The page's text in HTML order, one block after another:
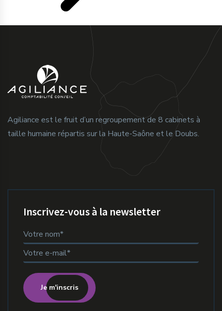
Agiliance est le fruit d’un regroupement de 8 cabinets à
taille humaine répartis sur la Haute-Saône et le Doubs.
Inscrivez-vous à la newsletter
Je m'inscris